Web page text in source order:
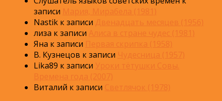
записи Мария, Мирабела (1981)
Nastik к записи Двенадцать месяцев (1956)
лиза к записи Алиса в стране чудес (1981)
Яна к записи Первая скрипка (1958)
В. Кузнецов к записи Чудесница (1957)
Lika89 к записи Уроки тётушки Совы.
Времена года (2007)
Виталий к записи Светлячок (1978)